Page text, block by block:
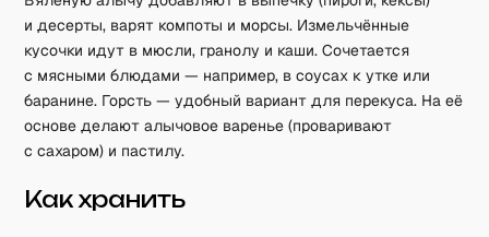
и десерты, варят компоты и морсы. Измельчённые
кусочки идут в мюсли, гранолу и каши. Сочетается
с мясными блюдами — например, в соусах к утке или
баранине. Горсть — удобный вариант для перекуса. На её
основе делают алычовое варенье (проваривают
с сахаром) и пастилу.
Как хранить